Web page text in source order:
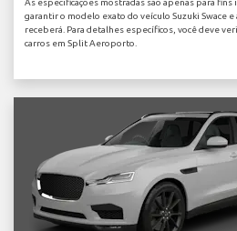
As especificações mostradas são apenas para
garantir o modelo exato do veículo Suzuki Swace e
receberá. Para detalhes específicos, você deve
carros em Split Aeroporto.